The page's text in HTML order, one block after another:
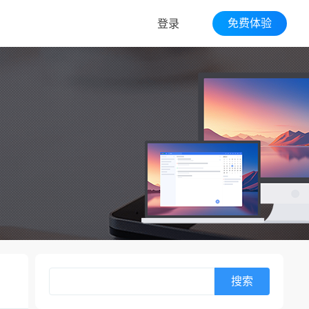
免费体验
登录
搜索